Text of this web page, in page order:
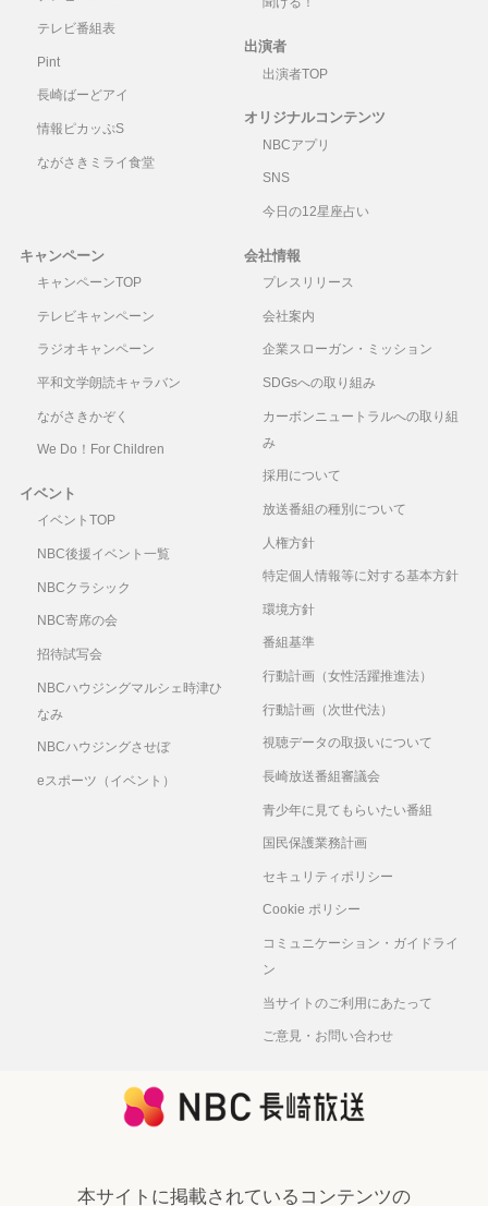
テレビ番組表
Pint
長崎ばーどアイ
情報ピカッぷS
ながさきミライ食堂
出演者
出演者TOP
オリジナルコンテンツ
NBCアプリ
SNS
今日の12星座占い
キャンペーン
キャンペーンTOP
テレビキャンペーン
ラジオキャンペーン
平和文学朗読キャラバン
ながさきかぞく
We Do！For Children
イベント
イベントTOP
NBC後援イベント一覧
NBCクラシック
NBC寄席の会
招待試写会
NBCハウジングマルシェ時津ひ
なみ
NBCハウジングさせぼ
eスポーツ（イベント）
会社情報
プレスリリース
会社案内
企業スローガン・ミッション
SDGsへの取り組み
カーボンニュートラルへの取り組
み
採用について
放送番組の種別について
人権方針
特定個人情報等に対する基本方針
環境方針
番組基準
行動計画（女性活躍推進法）
行動計画（次世代法）
視聴データの取扱いについて
長崎放送番組審議会
青少年に見てもらいたい番組
国民保護業務計画
セキュリティポリシー
Cookie ポリシー
コミュニケーション・ガイドライ
ン
当サイトのご利用にあたって
ご意見・お問い合わせ
本サイトに掲載されているコンテンツの